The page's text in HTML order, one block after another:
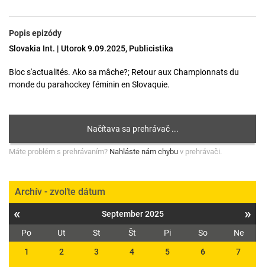
Popis epizódy
Slovakia Int. | Utorok 9.09.2025, Publicistika
Bloc s'actualités. Ako sa mâche?; Retour aux Championnats du
monde du parahockey féminin en Slovaquie.
Máte problém s prehrávaním? Nahláste nám chybu v prehrávači.
Archív - zvoľte dátum
« September 2025 »
Po Ut St Št Pi So
Ne
1
2 3 4 5 6 7